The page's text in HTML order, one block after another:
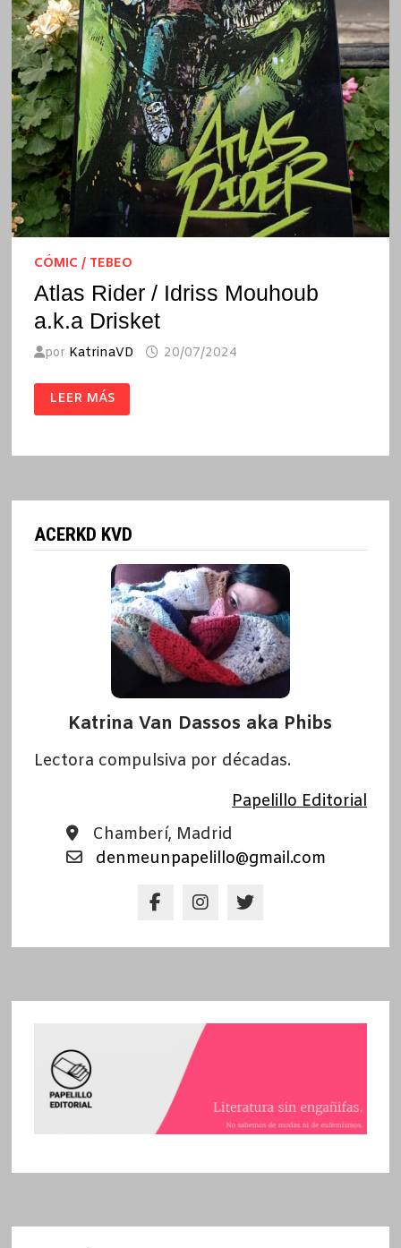
CÓMIC / TEBEO
Atlas Rider / Idriss Mouhoub
a.k.a Drisket
por KatrinaVD 20/07/2024
ATLAS
RIDER
/
A.K.A
LEER MÁS
ACERKD KVD
Katrina Van Dassos aka Phibs
Lectora compulsiva por décadas.
Papelillo Editorial
Chamberí, Madrid
denmeunpapelillo@gmail.com